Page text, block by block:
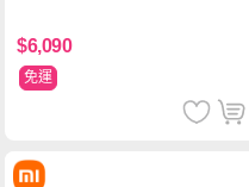
$6,090
免運